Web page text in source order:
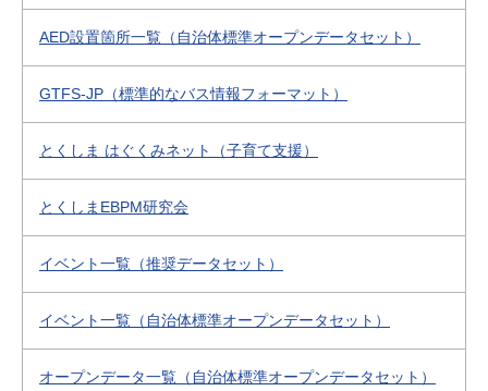
AED設置箇所一覧（自治体標準オープンデータセット）
GTFS-JP（標準的なバス情報フォーマット）
とくしま はぐくみネット（子育て支援）
とくしまEBPM研究会
イベント一覧（推奨データセット）
イベント一覧（自治体標準オープンデータセット）
オープンデータ一覧（自治体標準オープンデータセット）